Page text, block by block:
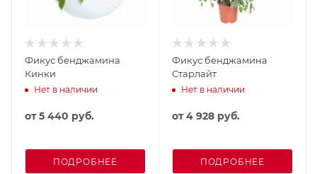
Фикус бенджамина
Кинки
Нет в наличии
от5 440 руб.
ПОДРОБНЕЕ
Фикус бенджамина
Старлайт
Нет в наличии
от4 928 руб.
ПОДРОБНЕЕ